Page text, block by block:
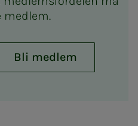
Bli medlem